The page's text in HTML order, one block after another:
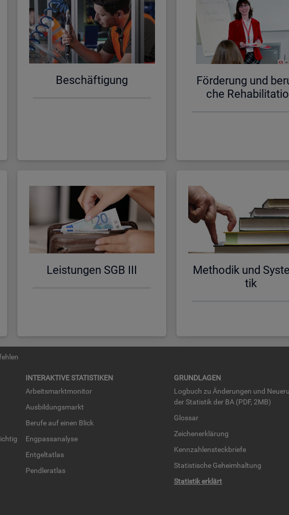
Be­schäf­ti­gung
För­de­rung und
che
Leis­tun­gen SGB III
Me­tho­dik und
tik
IN­TER­AK­TI­VE STA­TIS­TI­KEN
Ar­beits­markt­mo­ni­tor
Aus­bil­dungs­markt
Be­ru­fe auf einen Blick
Eng­pass­ana­ly­se
Ent­gel­t­at­las
Pend­ler­at­las
GRUND­LA­GEN
Log­buch zu Än­de­run­gen und
der Sta­tis­tik der BA (PDF, 2MB)
Glos­sar
Zei­chen­er­klä­rung
Kenn­zah­len­steck­brie­fe
Sta­tis­ti­sche Ge­heim­hal­tung
Sta­tis­tik er­klärt